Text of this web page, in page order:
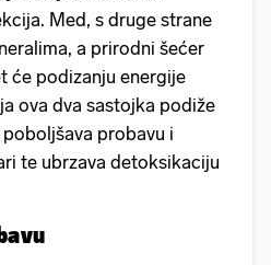
Med, s druge strane
a prirodni šećer
će podizanju energije
ova dva sastojka podiže
probavu i
te ubrzava detoksikaciju